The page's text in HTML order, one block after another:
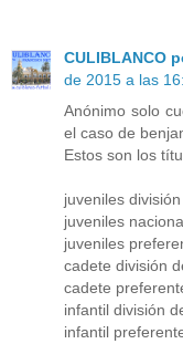
CULIBLANCO
de 2015 a las
Anónimo solo
el caso de
Estos son los
juveniles
juveniles
juveniles
cadete división
cadete
infantil división
infantil